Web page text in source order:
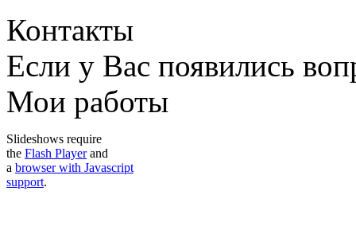
Контакты
Если у Вас появились
Мои работы
Slideshows require
the Flash Playerand
a browser with Javascript
support.